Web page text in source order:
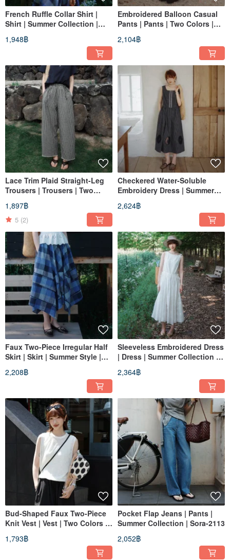
French Ruffle Collar Shirt |
Shirt | Summer Collection |
Sora-2125
1,948฿
Embroidered Balloon Casual
Pants | Pants | Two Colors |
Summer Collection | Sora-2123
2,104฿
Lace Trim Plaid Straight-Leg
Trousers | Trousers | Two
Colors | Summer Collection |
Sora-2122
1,897฿
5 (2)
Checkered Water-Soluble
Embroidery Dress | Summer
Collection | Sora-2120
2,624฿
Faux Two-Piece Irregular Half
Skirt | Skirt | Summer Style |
Sora-2119
2,208฿
Sleeveless Embroidered Dress
| Dress | Summer Collection |
Sora-2117
2,364฿
Bud-Shaped Faux Two-Piece
Knit Vest | Vest | Two Colors |
Summer Collection | Sora-2114
1,793฿
Pocket Flap Jeans | Pants |
Summer Collection | Sora-2113
2,052฿